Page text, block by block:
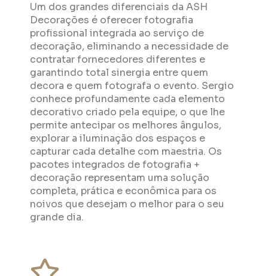
Um dos grandes diferenciais da ASH
Decorações é oferecer fotografia
profissional integrada ao serviço de
decoração, eliminando a necessidade de
contratar fornecedores diferentes e
garantindo total sinergia entre quem
decora e quem fotografa o evento. Sergio
conhece profundamente cada elemento
decorativo criado pela equipe, o que lhe
permite antecipar os melhores ângulos,
explorar a iluminação dos espaços e
capturar cada detalhe com maestria. Os
pacotes integrados de fotografia +
decoração representam uma solução
completa, prática e econômica para os
noivos que desejam o melhor para o seu
grande dia.